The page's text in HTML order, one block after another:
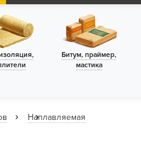
Битум, праймер,
мастика
Наплавляемая